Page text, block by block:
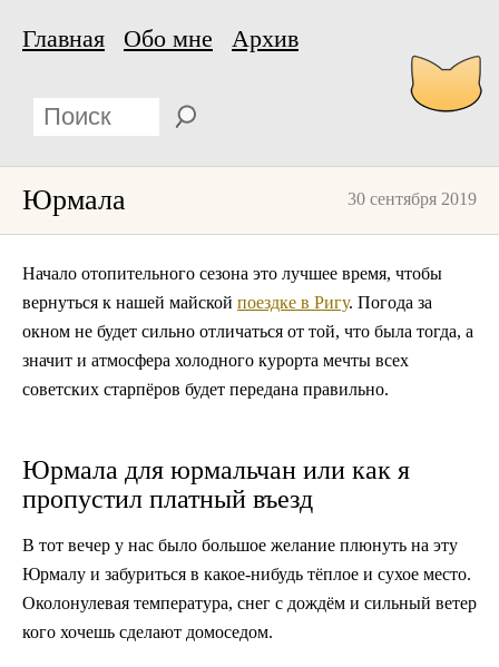
Главная Обо мне Архив
30 сентября 2019
Юрмала
Начало отопительного сезона это лучшее время, чтобы
вернуться к нашей майской поездке в Ригу. Погода за
окном не будет сильно отличаться от той, что была тогда, а
значит и атмосфера холодного курорта мечты всех
советских старпёров будет передана правильно.
Юрмала для юрмальчан или как я
пропустил платный въезд
В тот вечер у нас было большое желание плюнуть на эту
Юрмалу и забуриться в какое-нибудь тёплое и сухое место.
Околонулевая температура, снег с дождём и сильный ветер
кого хочешь сделают домоседом.